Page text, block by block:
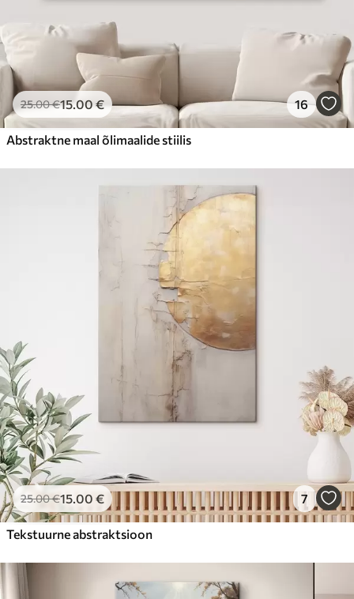
25.00€15.00€ 16
Abstraktne maal õlimaalide stiilis
25.00€15.00 € 7
Tekstuurne abstraktsioon